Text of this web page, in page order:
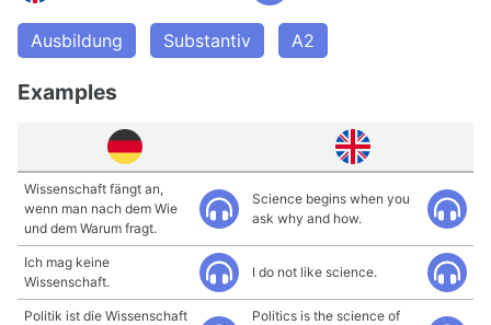
Ausbildung Substantiv A2
Examples
Wissenschaft fängt an,
wenn man nach dem Wie
und dem Warum fragt.
Science begins when you
ask why and how.
Ich mag keine
Wissenschaft.
I do not like science.
Politik ist die Wissenschaft
Politics is the science of